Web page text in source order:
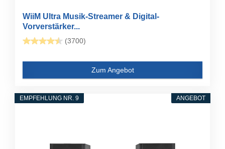
WiiM Ultra Musik-Streamer & Digital-
Vorverstärker...
(3700)
Zum Angebot
ANGEBOT
EMPFEHLUNG NR. 9